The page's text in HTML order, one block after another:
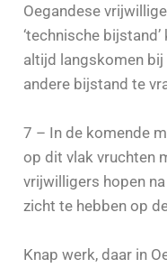
Oegandese
‘technische
altijd langskomen
andere bijstand te
7 – In de komende
op dit vlak vruchten
vrijwilligers hopen
zicht te hebben op
Knap werk, daar in